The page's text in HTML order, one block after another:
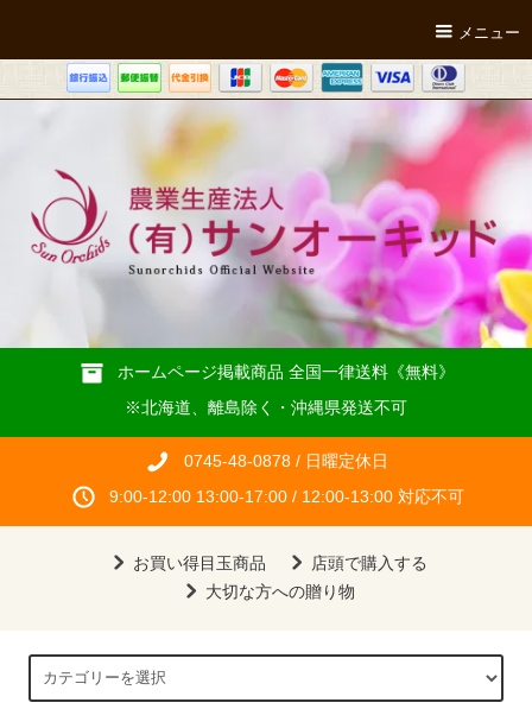
メニュー
ホームページ掲載商品 全国一律送料《無料》
※北海道、離島除く・沖縄県発送不可
0745-48-0878 / 日曜定休日
9:00-12:00 13:00-17:00 / 12:00-13:00 対応不可
お買い得目玉商品
店頭で購入する
大切な方への贈り物